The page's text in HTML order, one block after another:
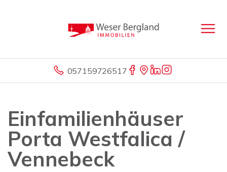
057159726517
Einfamilienhäuser
Porta Westfalica /
Vennebeck